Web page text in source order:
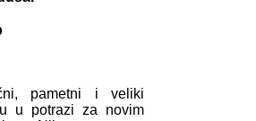
pametni i veliki
u potrazi za novim